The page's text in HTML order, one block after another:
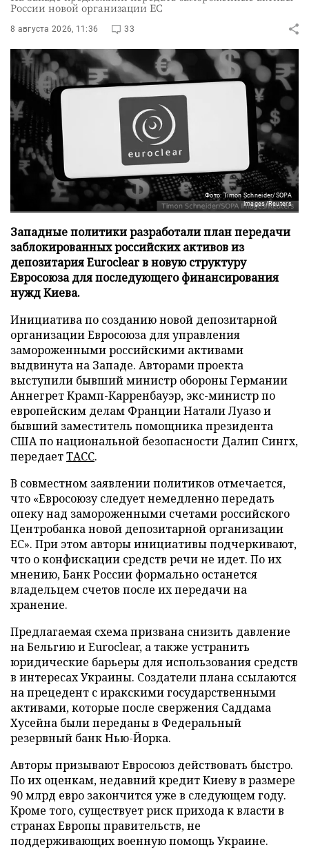
России новой организации ЕС
8 августа 2026, 11:36 33
Фото: Timon Schneider/SOPA
Images/Reuters
Западные политики разработали план передачи
заблокированных российских активов из
депозитария Euroclear в новую структуру
Евросоюза для последующего финансирования
нужд Киева.
Инициатива по созданию новой депозитарной
организации Евросоюза для управления
замороженными российскими активами
выдвинута на Западе. Авторами проекта
выступили бывший министр обороны Германии
Аннегрет Крамп-Карренбауэр, экс-министр по
европейским делам Франции Натали Луазо и
бывший заместитель помощника президента
США по национальной безопасности Далип Сингх,
передаетТАСС.
В совместном заявлении политиков отмечается,
что «Евросоюзу следует немедленно передать
опеку над замороженными счетами российского
Центробанка новой депозитарной организации
ЕС». При этом авторы инициативы подчеркивают,
что о конфискации средств речи не идет. По их
мнению, Банк России формально останется
владельцем счетов после их передачи на
хранение.
Предлагаемая схема призвана снизить давление
на Бельгию и Euroclear, а также устранить
юридические барьеры для использования средств
в интересах Украины. Создатели плана ссылаются
на прецедент с иракскими государственными
активами, которые после свержения Саддама
Хусейна были переданы в Федеральный
резервный банк Нью-Йорка.
Авторы призывают Евросоюз действовать быстро.
По их оценкам, недавний кредит Киеву в размере
90 млрд евро закончится уже в следующем году.
Кроме того, существует риск прихода к власти в
странах Европы правительств, не
поддерживающих военную помощь Украине.